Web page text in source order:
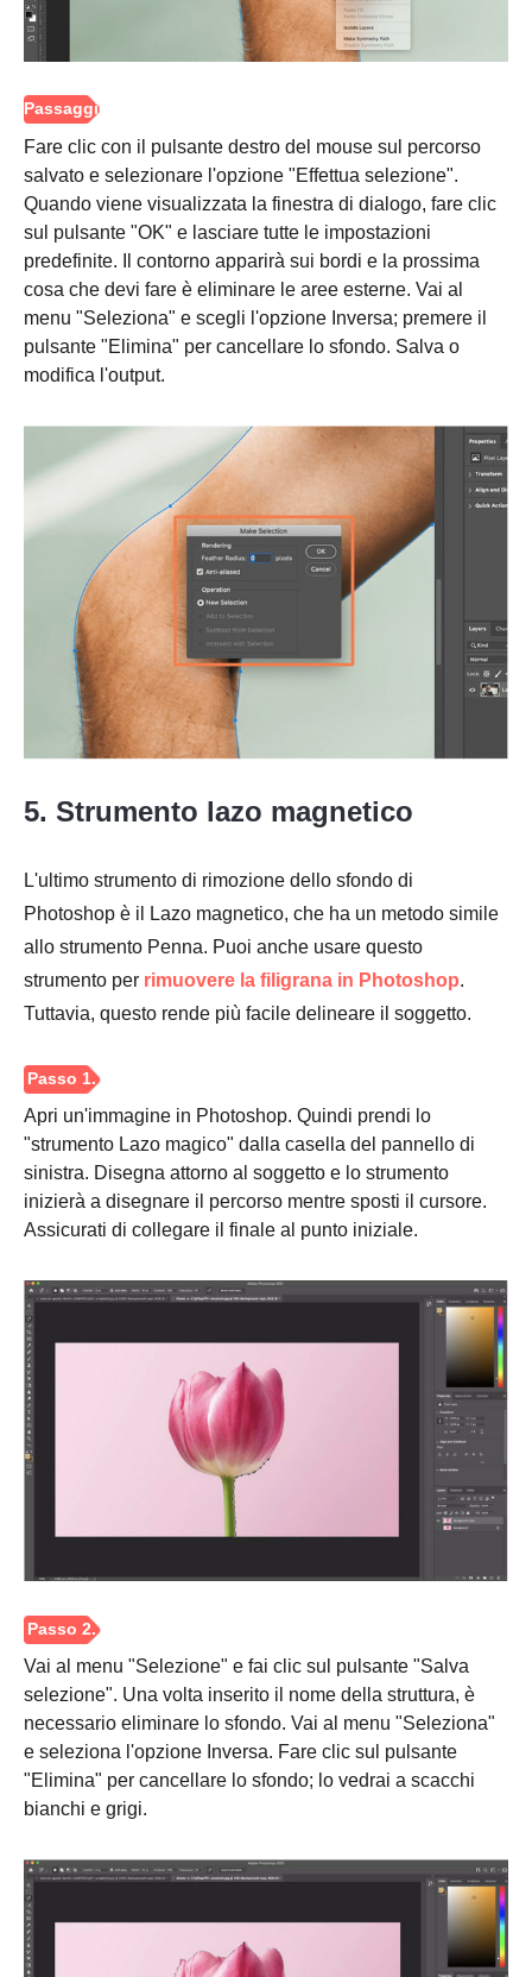
Passo 1.
Passaggio
Fare clic con il pulsante destro del mouse sul percorso
salvato e selezionare l'opzione "Effettua selezione".
Quando viene visualizzata la finestra di dialogo, fare clic
sul pulsante "OK" e lasciare tutte le impostazioni
predefinite. Il contorno apparirà sui bordi e la prossima
cosa che devi fare è eliminare le aree esterne. Vai al
menu "Seleziona" e scegli l'opzione Inversa; premere il
pulsante "Elimina" per cancellare lo sfondo. Salva o
modifica l'output.
5. Strumento lazo magnetico
L'ultimo strumento di rimozione dello sfondo di
Photoshop è il Lazo magnetico, che ha un metodo simile
allo strumento Penna. Puoi anche usare questo
strumento per rimuovere la filigrana in Photoshop.
Tuttavia, questo rende più facile delineare il soggetto.
Apri un'immagine in Photoshop. Quindi prendi lo
"strumento Lazo magico" dalla casella del pannello di
sinistra. Disegna attorno al soggetto e lo strumento
inizierà a disegnare il percorso mentre sposti il cursore.
Assicurati di collegare il finale al punto iniziale.
Vai al menu "Selezione" e fai clic sul pulsante "Salva
selezione". Una volta inserito il nome della struttura, è
necessario eliminare lo sfondo. Vai al menu "Seleziona"
e seleziona l'opzione Inversa. Fare clic sul pulsante
"Elimina" per cancellare lo sfondo; lo vedrai a scacchi
bianchi e grigi.